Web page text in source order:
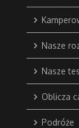
Nasze
Nasze
Oblicza
Podróże